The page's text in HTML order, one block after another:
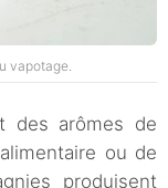
vapotage.
des arômes de
ou de
produisent